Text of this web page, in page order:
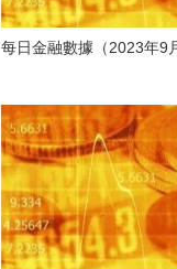
每日金融數據（2023年9